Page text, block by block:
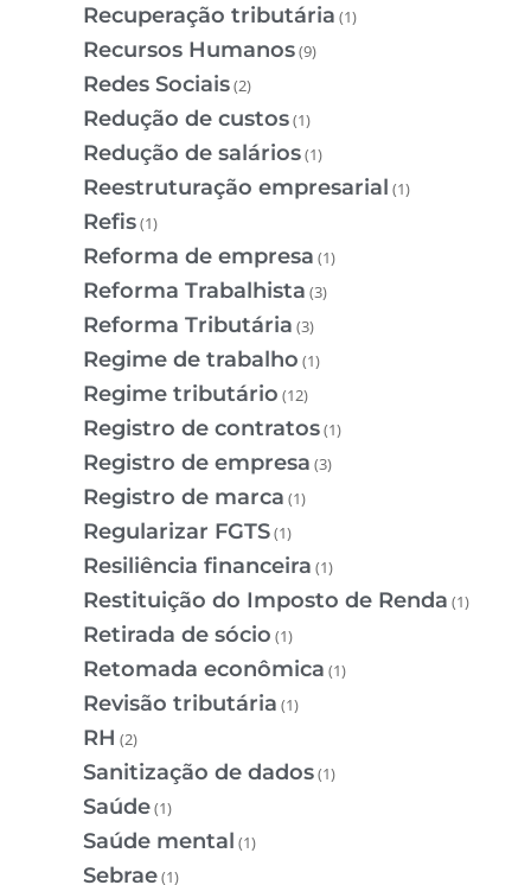
Recuperação tributária (1)
Recursos Humanos(9)
Redes Sociais(2)
Redução de custos(1)
Redução de salários(1)
Reestruturação empresarial (1)
Refis(1)
Reforma de empresa (1)
Reforma Trabalhista (3)
Reforma Tributária (3)
Regime de trabalho (1)
Regime tributário (12)
Registro de contratos(1)
Registro de empresa (3)
Registro de marca (1)
Regularizar FGTS(1)
Resiliência financeira (1)
Restituição do Imposto de Renda (1)
Retirada de sócio (1)
Retomada econômica (1)
Revisão tributária (1)
RH (2)
Sanitização de dados(1)
Saúde(1)
Saúde mental (1)
Sebrae(1)